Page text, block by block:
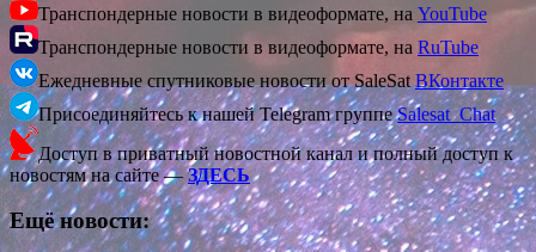
Транспондерные новости в видеоформате, на YouTube
Транспондерные новости в видеоформате, на RuTube
Ежедневные спутниковые новости от SaleSatВКонтакте
Присоединяйтесь к нашей Telegram группеSalesat_Chat
Доступ в приватный новостной канал и полный доступ к
новостям на сайте —ЗДЕСЬ
Ещё новости: